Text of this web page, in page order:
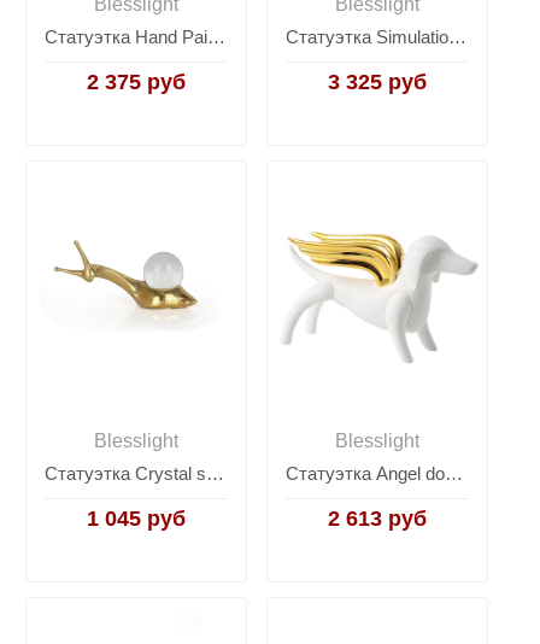
Статуэтка Hand Painted Cat ornament-A
2 375 руб
Статуэтка Simulation cat white
3 325 руб
Blesslight
Статуэтка Crystal snail
1 045 руб
Blesslight
Статуэтка Angel dog white
2 613 руб